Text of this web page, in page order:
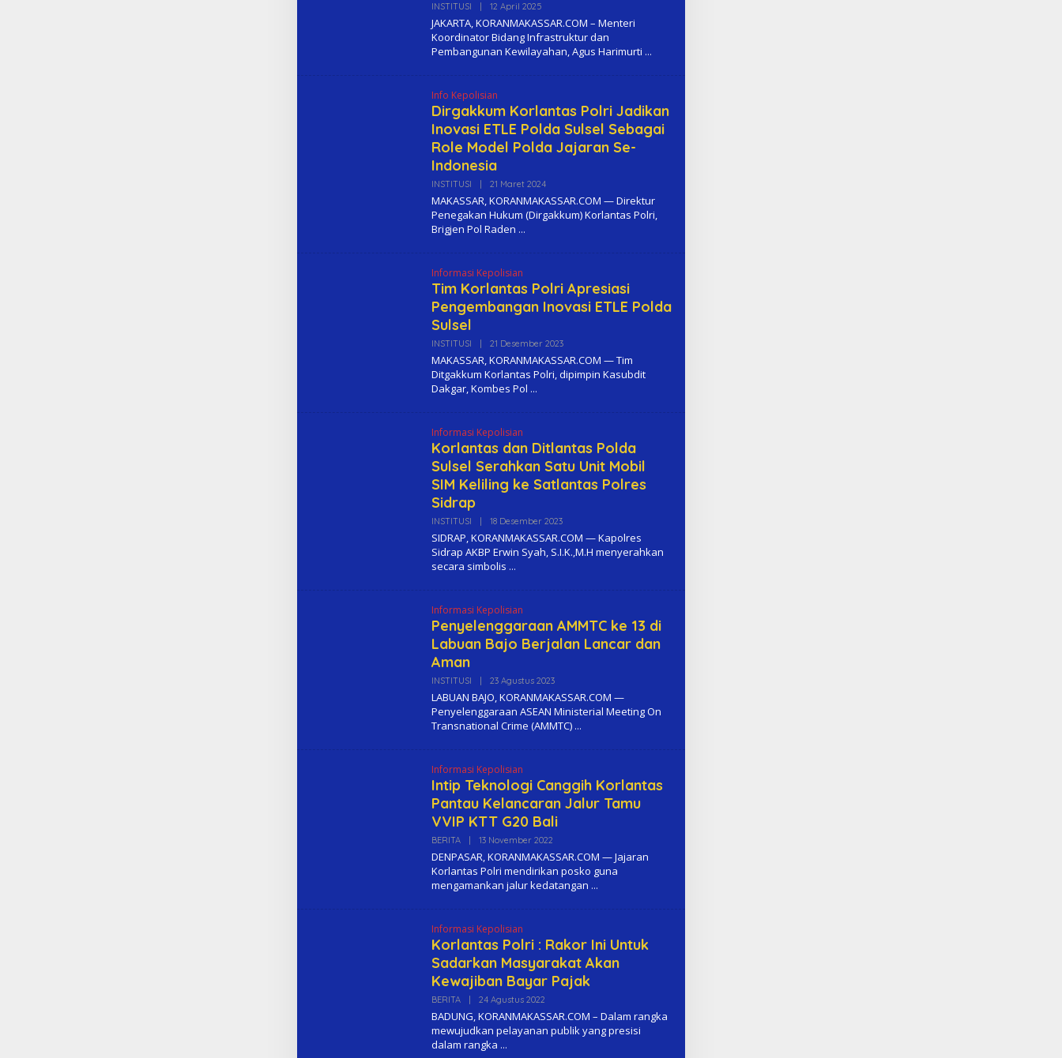
INSTITUSI 12 April 2025
L
E
H
K
M
JAKARTA, KORANMAKASSAR.COM – Menteri
Koordinator Bidang Infrastruktur dan
Pembangunan Kewilayahan, Agus Harimurti
Info Kepolisian
Dirgakkum Korlantas Polri Jadikan
Inovasi ETLE Polda Sulsel Sebagai
Role Model Polda Jajaran Se-
Indonesia
INSTITUSI 21 Maret 2024O
L
E
H
M
MAKASSAR, KORANMAKASSAR.COM — Direktur
Penegakan Hukum (Dirgakkum) Korlantas Polri,
Brigjen Pol Raden
Informasi Kepolisian
Tim Korlantas Polri Apresiasi
Pengembangan Inovasi ETLE Polda
Sulsel
INSTITUSI 21 Desember 2023O
E
H
M
MAKASSAR, KORANMAKASSAR.COM — Tim
Ditgakkum Korlantas Polri, dipimpin Kasubdit
Dakgar, Kombes Pol
Informasi Kepolisian
Korlantas dan Ditlantas Polda
Sulsel Serahkan Satu Unit Mobil
SIM Keliling ke Satlantas Polres
Sidrap
INSTITUSI 18 Desember 2023O
L
E
H
M
SIDRAP, KORANMAKASSAR.COM — Kapolres
Sidrap AKBP Erwin Syah, S.I.K.,M.H menyerahkan
secara simbolis
Informasi Kepolisian
Penyelenggaraan AMMTC ke 13 di
Labuan Bajo Berjalan Lancar dan
Aman
INSTITUSI 23 Agustus 2023O
E
H
K
M
LABUAN BAJO, KORANMAKASSAR.COM —
Penyelenggaraan ASEAN Ministerial Meeting On
Transnational Crime (AMMTC)
Informasi Kepolisian
Intip Teknologi Canggih Korlantas
Pantau Kelancaran Jalur Tamu
VVIP KTT G20 Bali
BERITA 13 November 2022
L
E
H
K
M
DENPASAR, KORANMAKASSAR.COM — Jajaran
Korlantas Polri mendirikan posko guna
mengamankan jalur kedatangan
Informasi Kepolisian
Korlantas Polri : Rakor Ini Untuk
Sadarkan Masyarakat Akan
Kewajiban Bayar Pajak
BERITA 24 Agustus 2022
L
E
H
BADUNG, KORANMAKASSAR.COM – Dalam rangka
mewujudkan pelayanan publik yang presisi
dalam rangka